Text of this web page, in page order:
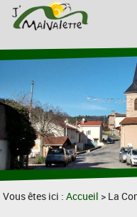
Vous êtes ici :Accueil > La